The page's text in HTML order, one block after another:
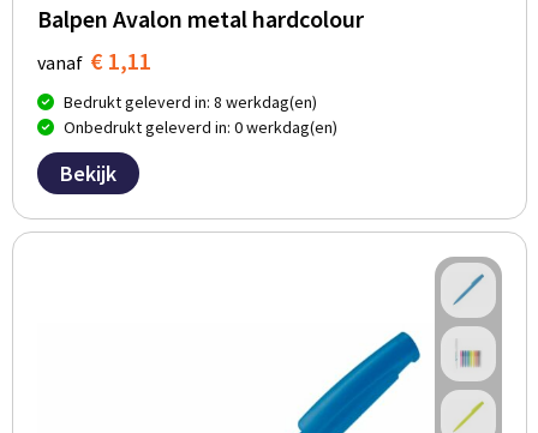
Balpen Avalon metal hardcolour
vanaf € 1,11
Bedrukt geleverd in: 8 werkdag(en)
Onbedrukt geleverd in: 0 werkdag(en)
Bekijk